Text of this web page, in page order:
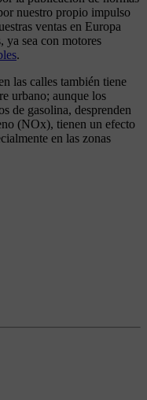
nuestro propio impulso
ventas en Europa
ya sea con motores
.
las calles también tiene
urbano; aunque los
de gasolina, desprenden
(NOx), tienen un efecto
en las zonas